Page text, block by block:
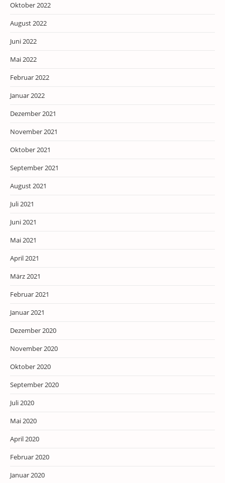
Oktober 2022
August 2022
Juni 2022
Mai 2022
Februar 2022
Januar 2022
Dezember 2021
November 2021
Oktober 2021
September 2021
August 2021
Juli 2021
Juni 2021
Mai 2021
April 2021
März 2021
Februar 2021
Januar 2021
Dezember 2020
November 2020
Oktober 2020
September 2020
Juli 2020
Mai 2020
April 2020
Februar 2020
Januar 2020